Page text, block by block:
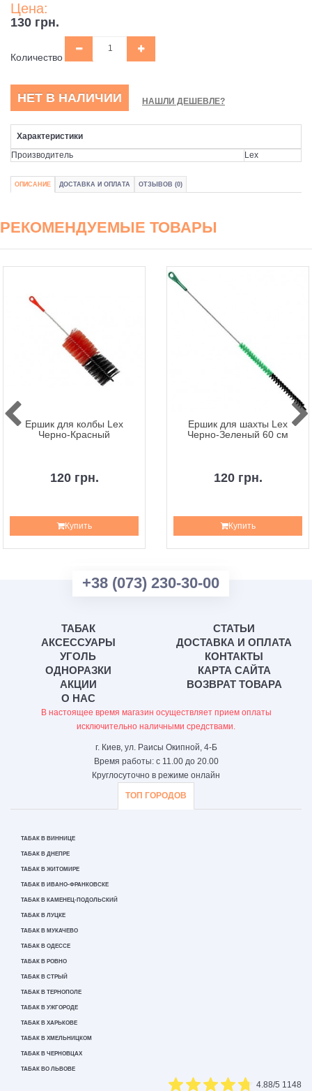
Цена:
130 грн.
Количество
НЕТ В НАЛИЧИИ НАШЛИ ДЕШЕВЛЕ?
Характеристики
Производитель
Lex
ОПИСАНИЕ ДОСТАВКА И ОПЛАТА ОТЗЫВОВ (0)
РЕКОМЕНДУЕМЫЕ ТОВАРЫ
Ершик для колбы Lex
Черно-Красный
120 грн.
Купить
Ершик для шахты Lex
Черно-Зеленый 60 см
120 грн.
Купить
+38 (073) 230-30-00
ТАБАК
АКСЕССУАРЫ
УГОЛЬ
ОДНОРАЗКИ
АКЦИИ
О НАС
СТАТЬИ
ДОСТАВКА И ОПЛАТА
КОНТАКТЫ
КАРТА САЙТА
ВОЗВРАТ ТОВАРА
В настоящее время магазин осуществляет прием оплаты
исключительно наличными средствами.
г. Киев, ул. Раисы Окипной, 4-Б
Время работы: с 11.00 до 20.00
Круглосуточно в режиме онлайн
ТОП ГОРОДОВ
ТАБАК В ВИННИЦЕ
ТАБАК В ДНЕПРЕ
ТАБАК В ЖИТОМИРЕ
ТАБАК В ИВАНО-ФРАНКОВСКЕ
ТАБАК В КАМЕНЕЦ-ПОДОЛЬСКИЙ
ТАБАК В ЛУЦКЕ
ТАБАК В МУКАЧЕВО
ТАБАК В ОДЕССЕ
ТАБАК В РОВНО
ТАБАК В СТРЫЙ
ТАБАК В ТЕРНОПОЛЕ
ТАБАК В УЖГОРОДЕ
ТАБАК В ХАРЬКОВЕ
ТАБАК В ХМЕЛЬНИЦКОМ
ТАБАК В ЧЕРНОВЦАХ
ТАБАК ВО ЛЬВОВЕ
4.88/5 1148